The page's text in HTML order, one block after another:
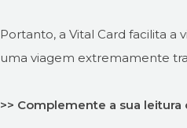
Portanto, a Vital Card facilita
uma viagem extremamente
>> Complemente a sua